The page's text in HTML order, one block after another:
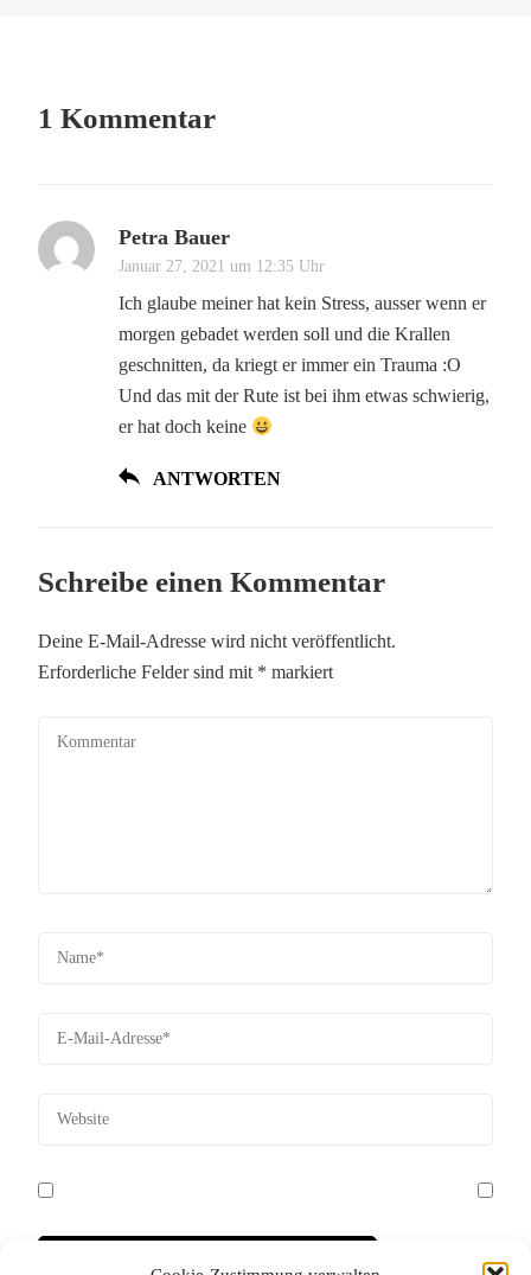
1 Kommentar
Petra Bauer
Januar 27, 2021 um 12:35 Uhr
Ich glaube meiner hat kein Stress, ausser wenn er
morgen gebadet werden soll und die Krallen
geschnitten, da kriegt er immer ein Trauma :O
Und das mit der Rute ist bei ihm etwas schwierig,
er hat doch keine
ANTWORTEN
Schreibe einen Kommentar
Deine E-Mail-Adresse wird nicht veröffentlicht.
Erforderliche Felder sind mit * markiert